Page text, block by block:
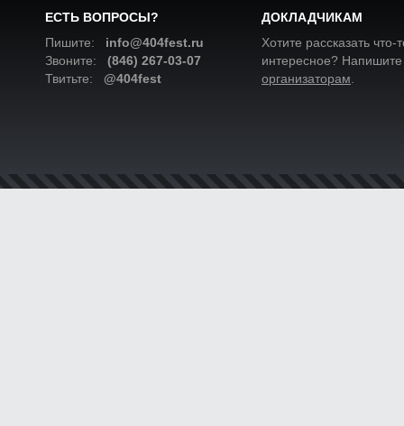
ЕСТЬ ВОПРОСЫ?
Пишите: info@404fest.ru
Звоните: (846) 267-03-07
Твитьте: @404fest
ДОКЛАДЧИКАМ
Хотите рассказать что-
интересное?
организаторам